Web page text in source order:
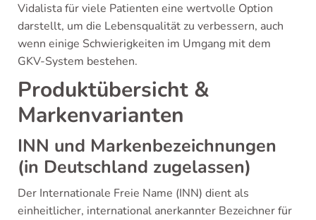
Vidalista für viele Patienten eine wertvolle Option
darstellt, um die Lebensqualität zu verbessern, auch
wenn einige Schwierigkeiten im Umgang mit dem
GKV-System bestehen.
Produktübersicht &
Markenvarianten
INN und Markenbezeichnungen
(in Deutschland zugelassen)
Der Internationale Freie Name (INN) dient als
einheitlicher, international anerkannter Bezeichner für